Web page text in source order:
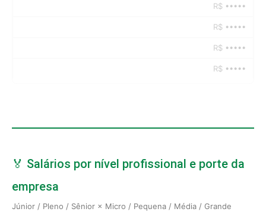
R$ •••••
R$ •••••
R$ •••••
R$ •••••
🏅 Salários por nível profissional e porte da
empresa
Júnior / Pleno / Sênior × Micro / Pequena / Média / Grande